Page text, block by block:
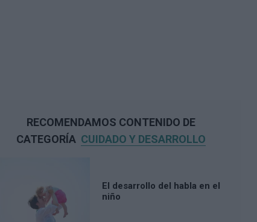
RECOMENDAMOS CONTENIDO DE
CATEGORÍA CUIDADO Y DESARROLLO
El desarrollo del habla en el
niño